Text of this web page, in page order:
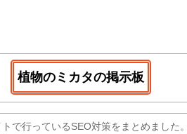
植物のミカタの掲示板
で行っているSEO対策をまとめました。